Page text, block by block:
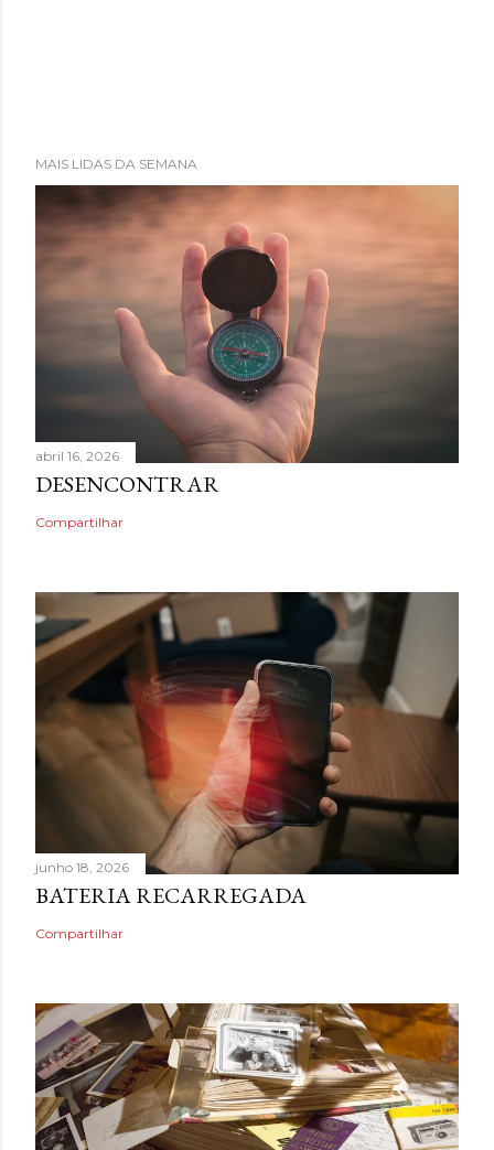
MAIS LIDAS DA SEMANA
abril 16, 2026
DESENCONTRAR
Compartilhar
junho 18, 2026
BATERIA RECARREGADA
Compartilhar